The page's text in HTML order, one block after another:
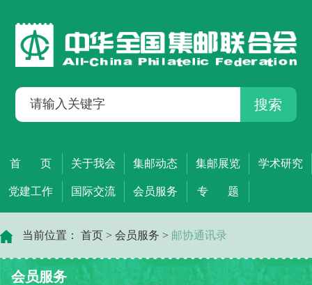
搜索
首 页 关于我会 集邮动态 集邮展览 学术研究
党建工作 国际交流 会员服务 专 题
当前位置： 首页 > 会员服务 > 邮协通讯录
会员服务